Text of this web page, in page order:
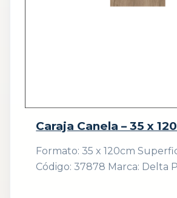
Caraja Canela – 35 x 120
Formato: 35 x 120cm
Código: 37878 Marca: Delta